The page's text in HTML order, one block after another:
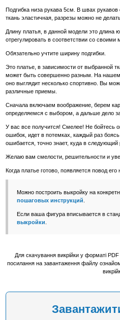
Подгибка низа рукава 5см. В швах
ткань эластичная, разрезы можно не
Длину платья, в данной модели это длина
отрегулировать в соответствии со
Обязательно учтите ширину подгибки.
Это платье, в зависимости от выбранной
может быть совершенно разным. На нашем
оно выглядит несколько спортивно. Вы
различные приемы.
Сначала включаем воображение, берем
определяемся с выбором, а дальше дело
У вас все получится! Смелее! Не бойтесь
ошибок, идет в потемках, каждый раз
ошибается, точно знает, куда в следующий
Желаю вам смелости, решительности и
Когда платье готово, появляется повод его
Можно построить выкройку на
пошаговых инструкций
Если ваша фигура вписывается в
выкройки
Для скачування викрійки у форматі
посилання на завантаження файлу